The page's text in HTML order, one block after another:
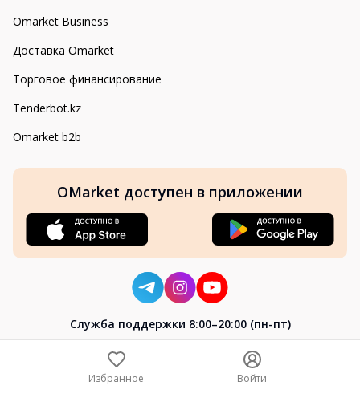
Omarket Business
Доставка Omarket
Торговое финансирование
Tenderbot.kz
Omarket b2b
OMarket доступен в приложении
Cлужба поддержки 8:00–20:00 (пн-пт)
Избранное Войти